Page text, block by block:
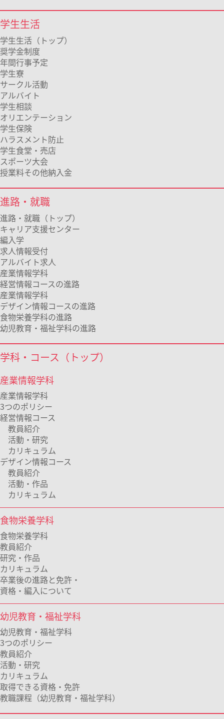
学生生活
学生生活（トップ）
奨学金制度
年間行事予定
学生寮
サークル活動
アルバイト
学生相談
オリエンテーション
学生保険
ハラスメント防止
学生食堂・売店
スポーツ大会
授業料その他納入金
進路・就職
進路・就職（トップ）
キャリア支援センター
編入学
求人情報受付
アルバイト求人
産業情報学科
経営情報コースの進路
産業情報学科
デザイン情報コースの進路
食物栄養学科の進路
幼児教育・福祉学科の進路
学科・コース（トップ）
産業情報学科
産業情報学科
3つのポリシー
経営情報コース
教員紹介
活動・研究
カリキュラム
デザイン情報コース
教員紹介
活動・作品
カリキュラム
食物栄養学科
食物栄養学科
教員紹介
研究・作品
カリキュラム
卒業後の進路と免許・
資格・編入について
幼児教育・福祉学科
幼児教育・福祉学科
3つのポリシー
教員紹介
活動・研究
カリキュラム
取得できる資格・免許
教職課程（幼児教育・福祉学科）